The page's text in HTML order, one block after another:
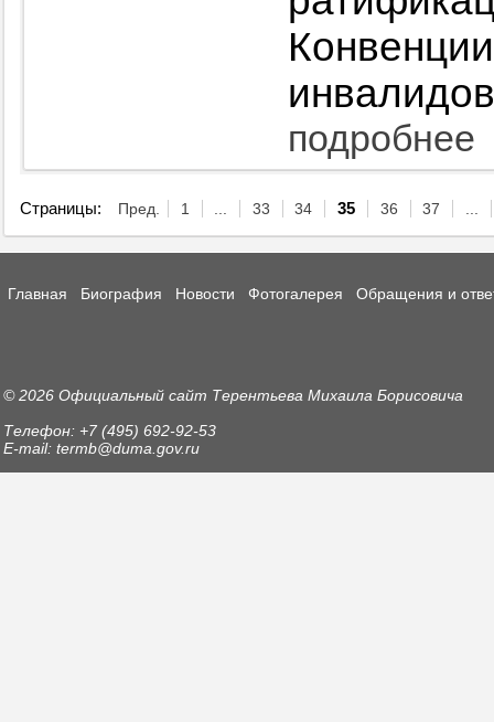
подробнее
Страницы: Пред. 1 ... 33 34 35 36 37 ...
Главная Биография Новости Фотогалерея Обращения и
© 2026 Официальный сайт Терентьева Михаила Борисовича
Телефон: +7 (495) 692-92-53
E-mail: termb@duma.gov.ru